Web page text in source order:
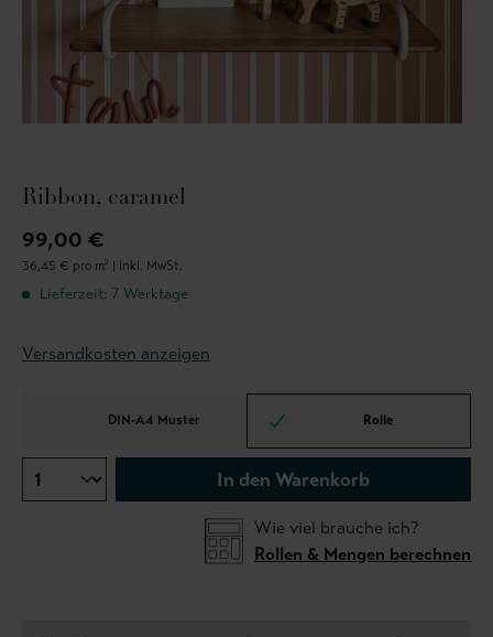
Ribbon, caramel
99,00 €
36,45 € pro m² | inkl. MwSt.
Lieferzeit: 7 Werktage
Versandkosten anzeigen
DIN-A4 Muster Rolle
In den Warenkorb
Wie viel brauche ich?
Rollen & Mengen berechnen